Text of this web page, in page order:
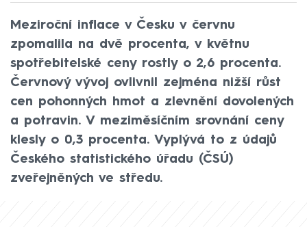
Meziroční inflace v Česku v červnu
zpomalila na dvě procenta, v květnu
spotřebitelské ceny rostly o 2,6 procenta.
Červnový vývoj ovlivnil zejména nižší růst
cen pohonných hmot a zlevnění dovolených
a potravin. V meziměsíčním srovnání ceny
klesly o 0,3 procenta. Vyplývá to z údajů
Českého statistického úřadu (ČSÚ)
zveřejněných ve středu.